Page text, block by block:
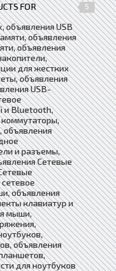
FOR
5
объявления USB
объявления
объявления
для жестких
объявления
USB-
и Bluetooth,
объявления
и разъемы,
Сетевые
объявления
клавиатур и
мыши,
объявления
для ноутбуков